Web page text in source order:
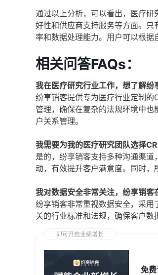
通过以上分析，可以看出，医疗
好性和供应商支持服务等方面。
率和数据处理能力。用户可以根据
相关问答FAQs：
我在医疗研究行业工作，想了解纷
纷享销客提供专为医疗行业定制
管理，确保在复杂的法规环境中
户关系管理。
我需要为我的医疗研究团队选择
是的，纷享销客支持多种沟通渠
动，有效提升客户满意度。同时，
我对数据安全非常关注，纷享销客
纷享销客非常重视数据安全，采
关的行业标准和法规，确保客户数
即可开启业绩增长
免